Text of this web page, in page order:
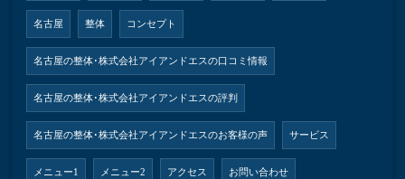
名古屋 整体 コンセプト
名古屋の整体･株式会社アイアンドエスの口コミ情報
名古屋の整体･株式会社アイアンドエスの評判
名古屋の整体･株式会社アイアンドエスのお客様の声 サービス
メニュー1 メニュー2 アクセス お問い合わせ